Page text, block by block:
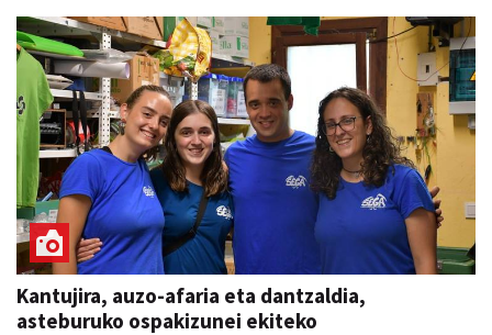
Kantujira, auzo-afaria eta dantzaldia,
asteburuko ospakizunei ekiteko